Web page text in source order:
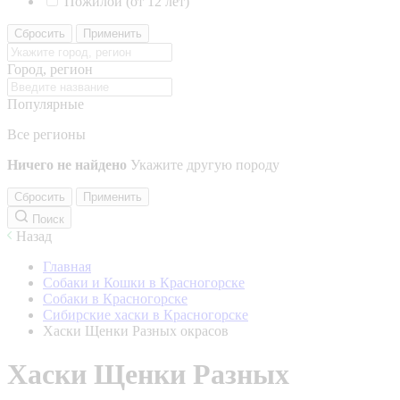
Сбросить Применить
Город, регион
Популярные
Все регионы
Ничего не найдено Укажите другую породу
Сбросить
Применить
Поиск
Назад
Главная
Собаки и Кошки в Красногорске
Собаки в Красногорске
Сибирские хаски в Красногорске
Хаски Щенки Разных окрасов
Хаски Щенки Разных